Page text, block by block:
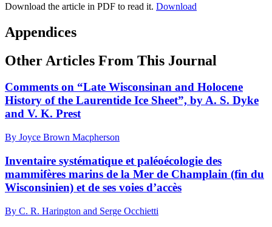
Download the article in PDF to read it. Download
Appendices
Other Articles From This Journal
Comments on “Late Wisconsinan and Holocene
History of the Laurentide Ice Sheet”, by A. S. Dyke
and V. K. Prest
By Joyce Brown Macpherson
Inventaire systématique et paléoécologie des
mammifères marins de la Mer de Champlain (fin du
Wisconsinien) et de ses voies d’accès
By C. R. Harington and Serge Occhietti